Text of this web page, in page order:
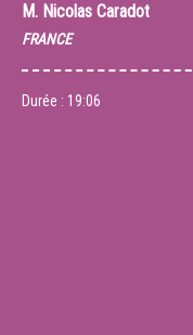
M. Nicolas Caradot
FRANCE
Durée : 19:06